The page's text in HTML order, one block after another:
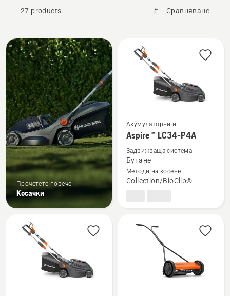
помощ
27 products Сравняване
All
products
Прочетете повече
Косачки
Вижте
повече
подробности
за
Aspire™
Акумулаторни и
електрически косачки за
трева
Aspire™ LC34-P4A
Задвижваща система
Бутане
Методи на косене
Collection/BioClip®